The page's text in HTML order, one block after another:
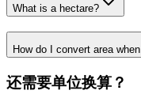
What is a hectare?
How do I convert area
还需要单位换算？